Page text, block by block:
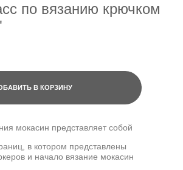
по вязанию крючком
В КОРЗИНУ
мокасин представляет собой
в котором представлены
и начало вязание мокасин